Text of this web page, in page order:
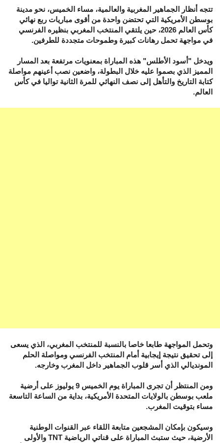
تتجه أنظار الجماهير المغربية والعالمية، مساء الخميس، نحو مدينة
بوسطن الأمريكية التي تحتضن واحدة من أقوى مباريات ربع نهائي
كأس العالم 2026، حين يلتقي المنتخب المغربي بنظيره الفرنسي
في مواجهة تحمل رهانات كبيرة وطموحات متجددة للطرفين.
ويدخل "أسود الأطلس" هذه المباراة بمعنويات مرتفعة بعد المسار
المميز الذي بصموا عليه خلال البطولة، واضعين نصب أعينهم مواصلة
كتابة التاريخ والتأهل إلى نصف النهائي للمرة الثانية تواليا في كأس
العالم.
وتحمل المواجهة طابعا خاصا بالنسبة للمنتخب المغربي، الذي يسعى
إلى تحقيق نتيجة إيجابية أمام المنتخب الفرنسي ومواصلة الحلم
المونديالي الذي أسر قلوب الجماهير داخل المغرب وخارجه.
ومن المنتظر أن تجرى المباراة يوم الخميس 9 يوليوز على أرضية
ملعب بوسطن بالولايات المتحدة الأمريكية، بداية من الساعة التاسعة
مساء بتوقيت المغرب.
وسيكون بإمكان المشجعين متابعة اللقاء عبر القنوات الوطنية
الأرضية، حيث ستبث المباراة على قناتي الرياضية TNT والأولى